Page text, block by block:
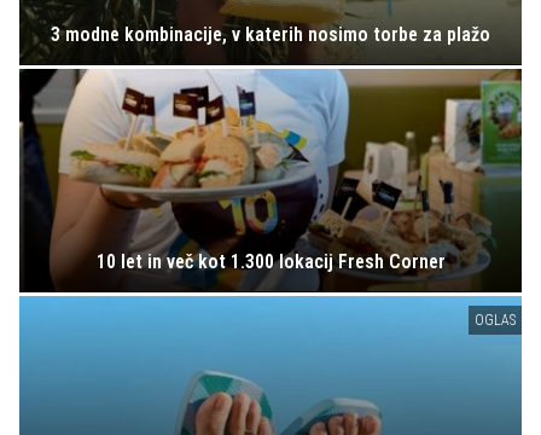
3 modne kombinacije, v katerih nosimo torbe za plažo
10 let in več kot 1.300 lokacij Fresh Corner
OGLAS